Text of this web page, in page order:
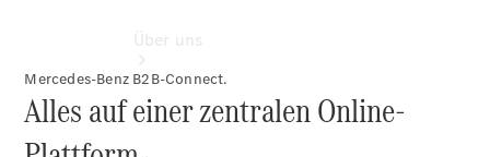
Mercedes-Benz B2B-Connect.
Alles auf einer zentralen Online-